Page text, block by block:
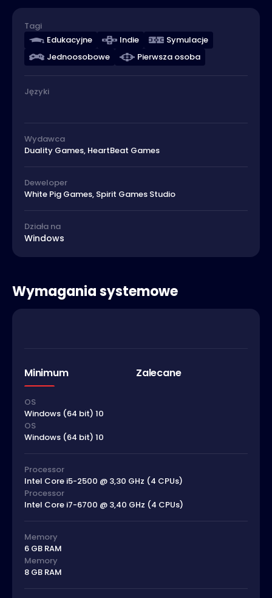
Tagi
Edukacyjne
Indie
Symulacje
Jednoosobowe
Pierwsza osoba
Języki
Wydawca
Duality Games, HeartBeat Games
Deweloper
White Pig Games, Spirit Games Studio
Działa na
Windows
Wymagania systemowe
Minimum Zalecane
OS
Windows (64 bit) 10
OS
Windows (64 bit) 10
Processor
Intel Core i5-2500 @ 3,30 GHz (4 CPUs)
Processor
Intel Core i7-6700 @ 3,40 GHz (4 CPUs)
Memory
6 GB RAM
Memory
8 GB RAM